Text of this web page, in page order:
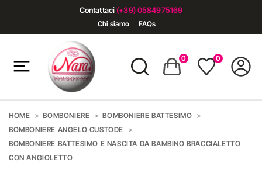
Contattaci (+39) 0584975169
Chi siamo FAQs
0 0
HOME BOMBONIERE
BOMBONIERE BATTESIMO
BOMBONIERE ANGELO CUSTODE
BOMBONIERE BATTESIMO E NASCITA DA BAMBINO BRACCIALETTO
CON ANGIOLETTO